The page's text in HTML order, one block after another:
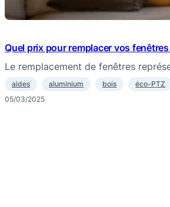
Quel prix pour remplacer vos fenêtres
Le remplacement de fenêtres
aides aluminium bois éco-PTZ
05/03/2025